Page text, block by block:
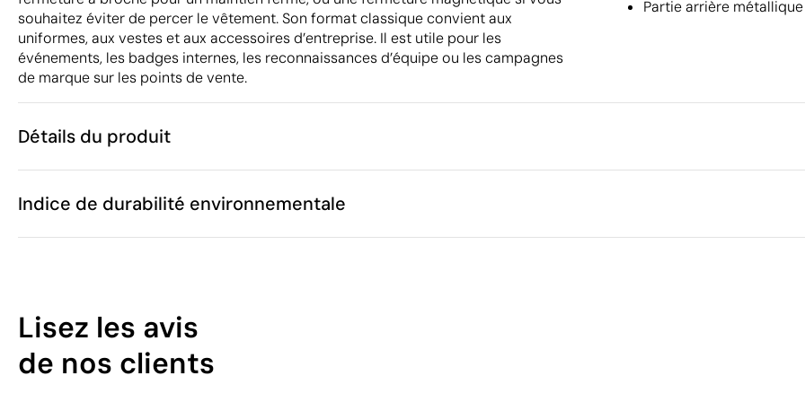
souhaitez éviter de percer le vêtement. Son format classique convient aux
uniformes, aux vestes et aux accessoires d’entreprise. Il est utile pour les
événements, les badges internes, les reconnaissances d’équipe ou les campagnes
de marque sur les points de vente.
Partie arrière
Détails du produit
Caractéristiques
Code du produit
53450
Pays de fabrication
Code Intrastat
Dans notre collection depuis
Emballage
Indice de durabilité environnementale
35
/100
Lisez les avis
de nos clients